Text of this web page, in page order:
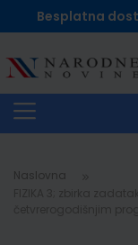
Besplatna
Naslovna